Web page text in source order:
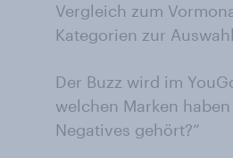
Vergleich zum
Kategorien zur
Der Buzz wird im
welchen Marken
Negatives gehört?“